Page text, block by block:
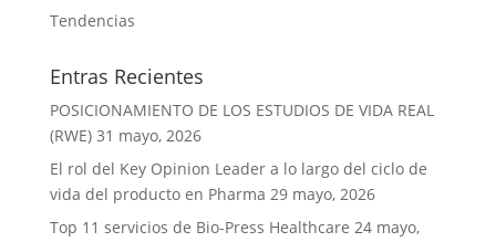
Tendencias
Entras Recientes
POSICIONAMIENTO DE LOS ESTUDIOS DE VIDA REAL
(RWE) 31 mayo, 2026
El rol del Key Opinion Leader a lo largo del ciclo de
vida del producto en Pharma 29 mayo, 2026
Top 11 servicios de Bio-Press Healthcare 24 mayo,